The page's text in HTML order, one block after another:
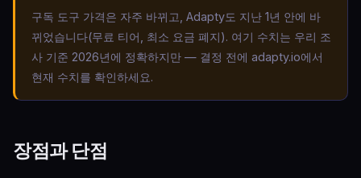
구독 도구 가격은 자주 바뀌고, Adapty도 지난 1년 안에 바
뀌었습니다(무료 티어, 최소 요금 폐지). 여기 수치는 우리 조
사 기준 2026년에 정확하지만 — 결정 전에 adapty.io에서
현재 수치를 확인하세요.
장점과 단점